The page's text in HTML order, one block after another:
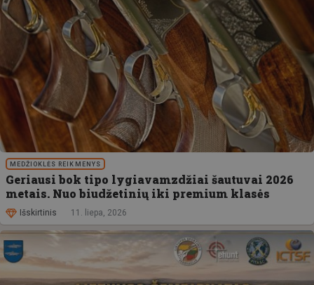
MEDŽIOKLĖS REIKMENYS
Geriausi bok tipo lygiavamzdžiai šautuvai 2026
metais. Nuo biudžetinių iki premium klasės
Išskirtinis 11. liepa, 2026